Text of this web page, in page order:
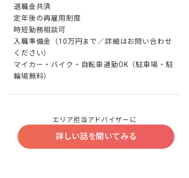
退職金共済
定年後の再雇用制度
時短勤務相談可
入職準備金（10万円まで／詳細はお問い合わせ
ください）
マイカー・バイク・自転車通勤OK（駐車場・駐
輪場無料）
エリア担当アドバイザーに
詳しい話を聞いてみる